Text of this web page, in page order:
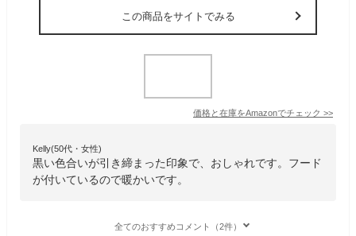
この商品をサイトでみる
価格と在庫をAmazonでチェック >>
Kelly(50代・女性)
黒い色合いが引き締まった印象で、おしゃれです。フード
が付いているので暖かいです。
全てのおすすめコメント（2件）